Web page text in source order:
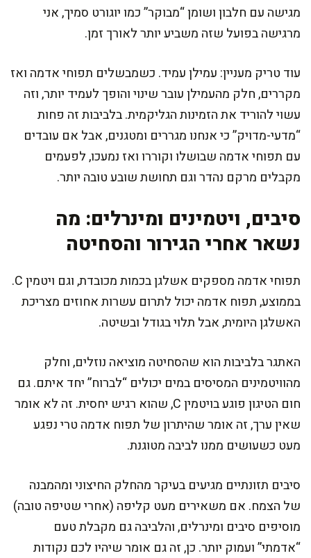
מגישה עם חלבון ושומן “מבוקר” כמו יוגורט סמיך, אני
מרגישה בפועל שזה משביע יותר לאורך זמן.
עוד טריק מעניין: עמילן עמיד. כשמבשלים תפוחי אדמה ואז
מקררים, חלק מהעמילן עובר שינוי והופך לעמיד יותר, וזה
עשוי להוריד את הזמינות הגליקמית. בלביבות זה פחות
“מדעי-מדויק” כי אנחנו מגררים ומטגנים, אבל אם עובדים
עם תפוחי אדמה שבושלו וקוררו ואז נמעכו, לפעמים
מקבלים מרקם נהדר וגם תחושת שובע טובה יותר.
סיבים, ויטמינים ומינרלים: מה
נשאר אחרי הגירור והסחיטה
תפוחי אדמה מספקים אשלגן בכמות מכובדת, וגם ויטמין C.
בממוצע, תפוח אדמה יכול לתרום עשרות אחוזים מצריכת
האשלגן היומית, אבל תלוי בגודל ובשיטה.
האתגר בלביבות הוא שהסחיטה מוציאה נוזלים, וחלק
מהוויטמינים המסיסים במים יכולים “לברוח” יחד איתם. גם
חום הטיגון פוגע בויטמין C, שהוא רגיש יחסית. זה לא אומר
שאין ערך, זה אומר שהיתרון של תפוח אדמה טרי נפגע
מעט כשעושים ממנו לביבה מטוגנת.
סיבים תזונתיים מגיעים בעיקר מהחלק החיצוני ומהמבנה
של הצמח. אם משאירים מעט קליפה (אחרי שטיפה טובה)
מוסיפים סיבים ומינרלים, והלביבה גם מקבלת טעם
“אדמתי” ועמוק יותר. כן, זה גם אומר שיהיו לכם נקודות